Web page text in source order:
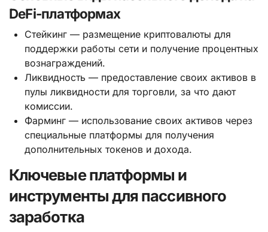
DeFi-платформах
Стейкинг — размещение криптовалюты для
поддержки работы сети и получение процентных
вознаграждений.
Ликвидность — предоставление своих активов в
пулы ликвидности для торговли, за что дают
комиссии.
Фарминг — использование своих активов через
специальные платформы для получения
дополнительных токенов и дохода.
Ключевые платформы и
инструменты для пассивного
заработка